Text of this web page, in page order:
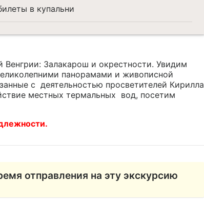
в купальни
Залакарош и окрестности. Увидим
панорамами и живописной
с деятельностью просветителей Кирилла
местных термальных вод, посетим
отправления на эту экскурсию